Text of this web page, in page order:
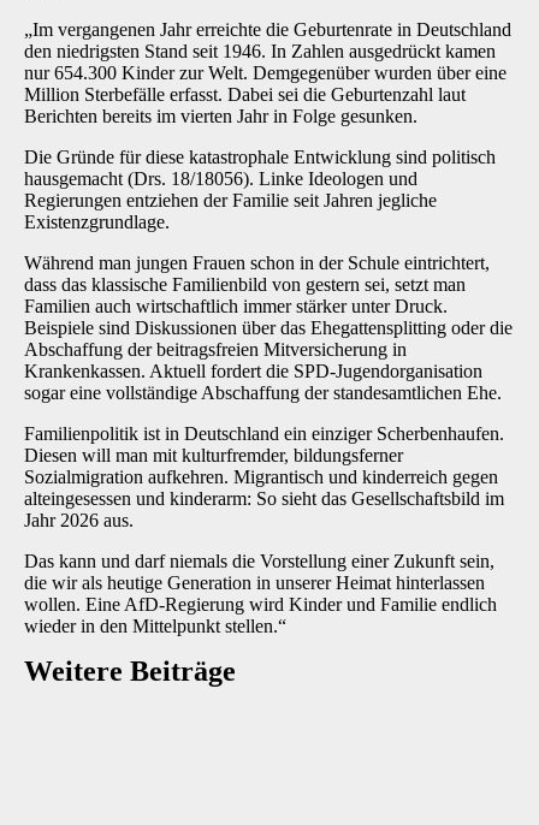
„Im vergangenen Jahr erreichte die Geburtenrate in Deutschland
den niedrigsten Stand seit 1946. In Zahlen ausgedrückt kamen
nur 654.300 Kinder zur Welt. Demgegenüber wurden über eine
Million Sterbefälle erfasst. Dabei sei die Geburtenzahl laut
Berichten bereits im vierten Jahr in Folge gesunken.
Die Gründe für diese katastrophale Entwicklung sind politisch
hausgemacht (Drs. 18/18056). Linke Ideologen und
Regierungen entziehen der Familie seit Jahren jegliche
Existenzgrundlage.
Während man jungen Frauen schon in der Schule eintrichtert,
dass das klassische Familienbild von gestern sei, setzt man
Familien auch wirtschaftlich immer stärker unter Druck.
Beispiele sind Diskussionen über das Ehegattensplitting oder die
Abschaffung der beitragsfreien Mitversicherung in
Krankenkassen. Aktuell fordert die SPD-Jugendorganisation
sogar eine vollständige Abschaffung der standesamtlichen Ehe.
Familienpolitik ist in Deutschland ein einziger Scherbenhaufen.
Diesen will man mit kulturfremder, bildungsferner
Sozialmigration aufkehren. Migrantisch und kinderreich gegen
alteingesessen und kinderarm: So sieht das Gesellschaftsbild im
Jahr 2026 aus.
Das kann und darf niemals die Vorstellung einer Zukunft sein,
die wir als heutige Generation in unserer Heimat hinterlassen
wollen. Eine AfD-Regierung wird Kinder und Familie endlich
wieder in den Mittelpunkt stellen.“
Weitere Beiträge